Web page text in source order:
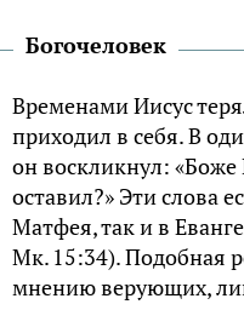
Богочеловек
Временами Иисус
приходил в себя. В
он воскликнул:
оставил?» Эти слова
Матфея, так и в
Мк. 15:34). Подобная
мнению верующих,